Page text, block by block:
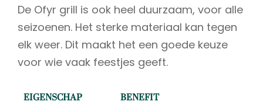
De Ofyr grill is ook heel duurzaam, voor alle
seizoenen. Het sterke materiaal kan tegen
elk weer. Dit maakt het een goede keuze
voor wie vaak feestjes geeft.
EIGENSCHAP BENEFIT